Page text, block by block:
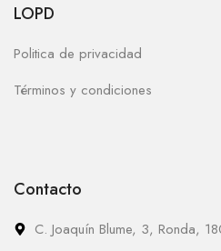
LOPD
Politica de privacidad
Términos y condiciones
Contacto
C. Joaquín Blume, 3, Ronda,